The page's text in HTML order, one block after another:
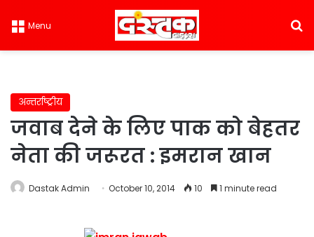
Menu
अन्तर्राष्ट्रीय
जवाब देने के लिए पाक को बेहतर
नेता की जरूरत : इमरान खान
Dastak Admin October 10, 2014 10 1 minute read